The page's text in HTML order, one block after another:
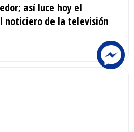
así luce hoy el
noticiero de la televisión